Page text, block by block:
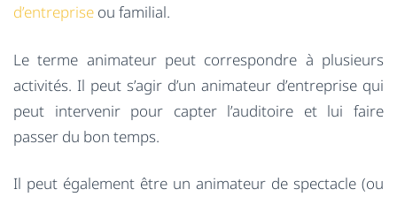
d’entreprise ou familial.
Le terme animateur peut correspondre à plusieurs
activités. Il peut s’agir d’un animateur d’entreprise qui
peut intervenir pour capter l’auditoire et lui faire
passer du bon temps.
Il peut également être un animateur de spectacle (ou